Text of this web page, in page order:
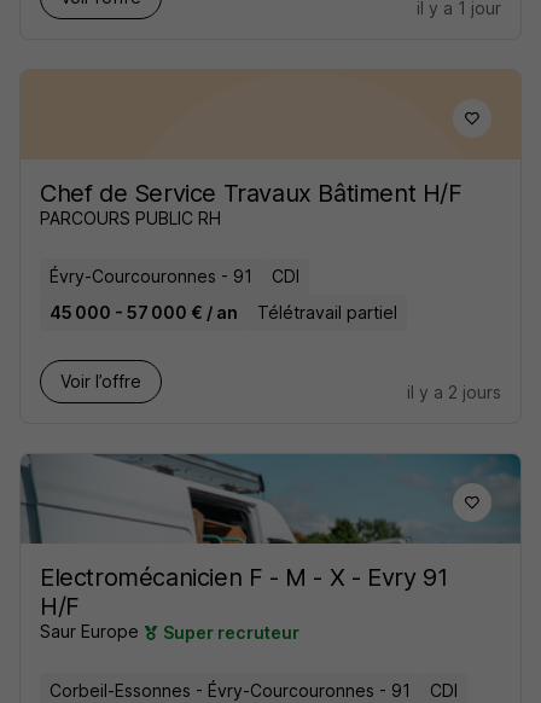
il y a 1 jour
Chef de Service Travaux Bâtiment H/F
PARCOURS PUBLIC RH
Évry-Courcouronnes - 91
CDI
45 000 - 57 000 € / an
Télétravail partiel
Voir l’offre
il y a 2 jours
Electromécanicien F - M - X - Evry 91
H/F
Saur Europe Super recruteur
Corbeil-Essonnes - Évry-Courcouronnes - 91
CDI